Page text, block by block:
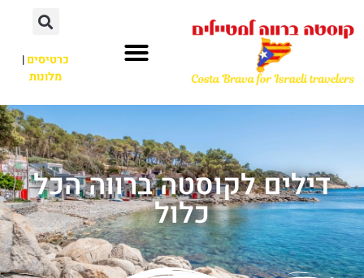
כרטיסים|
מלונות
דילים לקוסטה ברווה הכל
כלול